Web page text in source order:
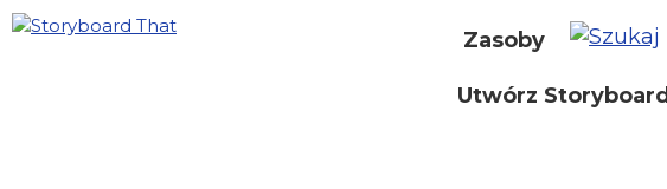
Zasoby
Utwórz Storyboard